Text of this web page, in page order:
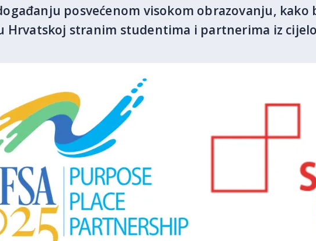
posvećenom visokom obrazovanju, kako
Hrvatskoj stranim studentima i partnerima iz